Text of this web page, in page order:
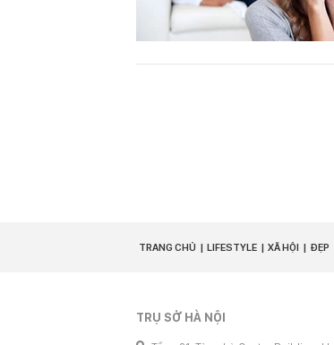
TRANG CHỦ LIFESTYLE XÃ HỘI ĐẸP
TRỤ SỞ HÀ NỘI